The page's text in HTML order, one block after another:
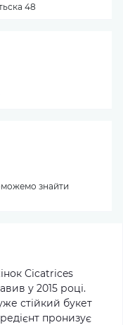
Cicatrices
у 2015 році.
стійкий букет
пронизує
48
знайти